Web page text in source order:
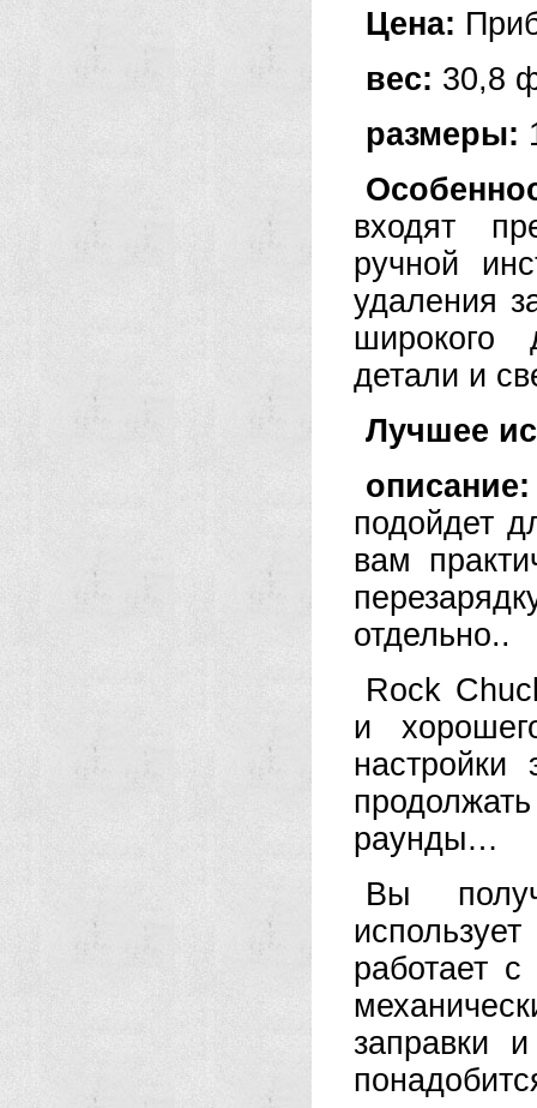
Цена:
вес: 30,8
размеры:
входят
ручной
удаления
широкого
детали и
Лучшее
описание:
подойдет
вам
отдельно..
Rock
и
настройки
раунды…
Вы
работает
заправки